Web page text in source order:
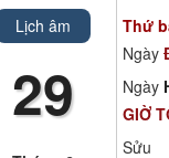
Lịch âm
29
Thứ
Ngày
Ngày
GIỜ
Sửu